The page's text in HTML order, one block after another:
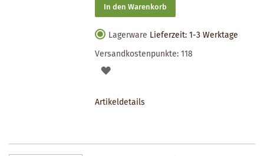
In den Warenkorb
Lagerware Lieferzeit: 1-3 Werktage
Versandkostenpunkte:118
AUF
Artikeldetails